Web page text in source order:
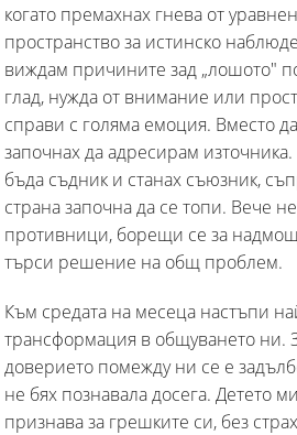
когато премахнах гнева от
пространство за истинско
виждам причините зад „лошото"
глад, нужда от внимание или
справи с голяма емоция. Вместо
започнах да адресирам източника.
бъда съдник и станах съюзник,
страна започна да се топи. Вече
противници, борещи се за
търси решение на общ проблем.
Към средата на месеца настъпи
трансформация в общуването ни.
доверието помежду ни се е
не бях познавала досега. Детето
признава за грешките си, без